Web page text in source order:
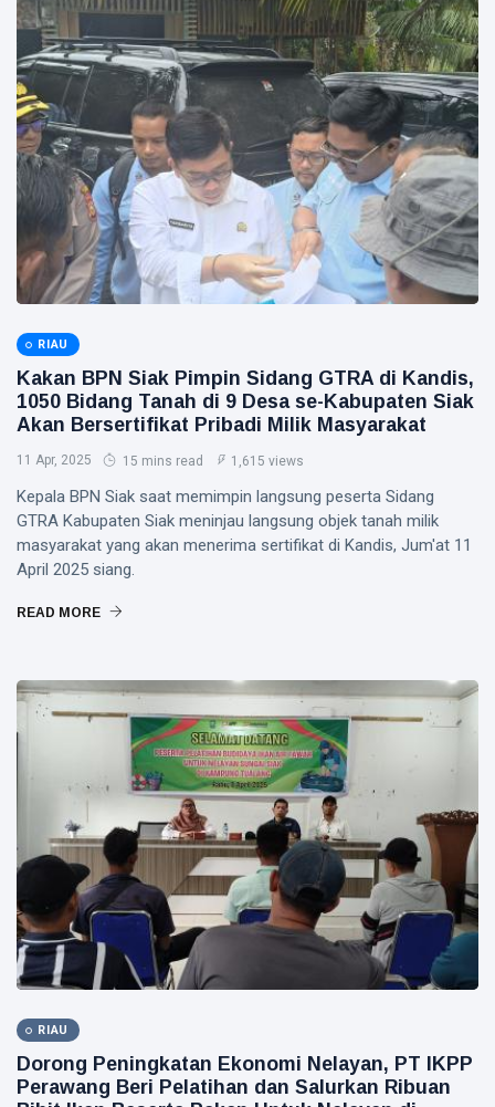
RIAU
Kakan BPN Siak Pimpin Sidang GTRA di Kandis,
1050 Bidang Tanah di 9 Desa se-Kabupaten Siak
Akan Bersertifikat Pribadi Milik Masyarakat
11 Apr, 2025 15 mins read 1,615 views
Kepala BPN Siak saat memimpin langsung peserta Sidang
GTRA Kabupaten Siak meninjau langsung objek tanah milik
masyarakat yang akan menerima sertifikat di Kandis, Jum'at 11
April 2025 siang.
READ MORE
RIAU
Dorong Peningkatan Ekonomi Nelayan, PT IKPP
Perawang Beri Pelatihan dan Salurkan Ribuan